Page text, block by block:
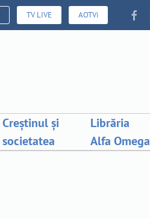
TV LIVE AOTVi
Creștinul și
societatea
Librăria
Alfa Omega